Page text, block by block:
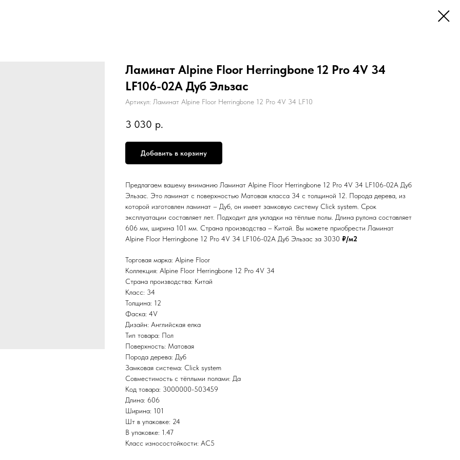
Ламинат Alpine Floor Herringbone 12 Pro 4V 34
LF106-02A Дуб Эльзас
Артикул: Ламинат Alpine Floor Herringbone 12 Pro 4V 34 LF10
3 030 р.
Добавить в корзину
Предлагаем вашему вниманию Ламинат Alpine Floor Herringbone 12 Pro 4V 34 LF106-02A Дуб
Эльзас. Это ламинат с поверхностью Матовая класса 34 с толщиной 12. Порода дерева, из
которой изготовлен ламинат – Дуб, он имеет замковую систему Click system. Срок
эксплуатации составляет лет. Подходит для укладки на тёплые полы. Длина рулона составляет
606 мм, ширина 101 мм. Страна производства – Китай. Вы можете приобрести Ламинат
Alpine Floor Herringbone 12 Pro 4V 34 LF106-02A Дуб Эльзас за 3030 ₽/м2
Торговая марка: Alpine Floor
Коллекция: Alpine Floor Herringbone 12 Pro 4V 34
Страна производства: Китай
Класс: 34
Толщина: 12
Фаска: 4V
Дизайн: Английская елка
Тип товара: Пол
Поверхность: Матовая
Порода дерева: Дуб
Замковая система: Click system
Совместимость с тёплыми полами: Да
Код товара: 3000000-503459
Длина: 606
Ширина: 101
Шт в упаковке: 24
В упаковке: 1.47
Класс износостойкости: AC5